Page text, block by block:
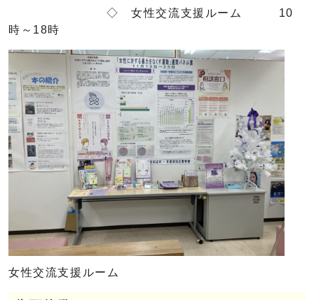
◇ 女性交流支援ルーム 10
時～18時
女性交流支援ルーム